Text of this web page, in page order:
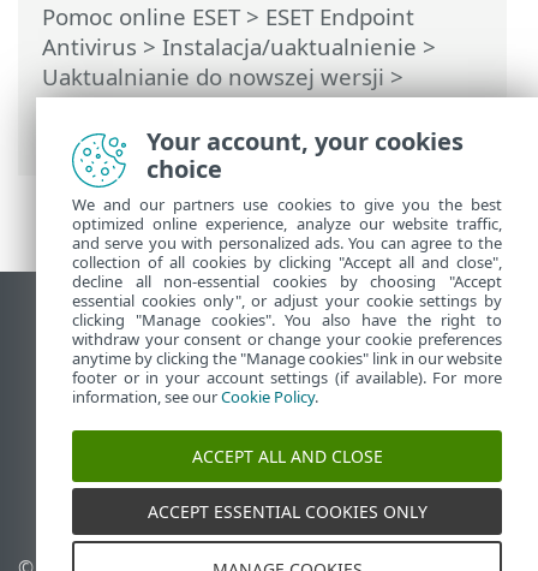
Pomoc online ESET> ESET Endpoint
Antivirus > Instalacja/uaktualnienie >
Uaktualnianie do nowszej wersji>
Automatyczne uaktualnianie starszej
wersji produktu
Wyświetl witrynę internetową dla
komputerów
End of Life
Baza wiedzy ESET
Forum ESET
ESET Status Portal
Pomoc regionalna
Your account, your cookies
choice
We and our partners use cookies to give you the best
optimized online experience, analyze our website traffic,
and serve you with personalized ads. You can agree to the
collection of all cookies by clicking "Accept all and close",
decline all non-essential cookies by choosing "Accept
essential cookies only", or adjust your cookie settings by
clicking "Manage cookies". You also have the right to
withdraw your consent or change your cookie preferences
anytime by clicking the "Manage cookies" link in our website
footer or in your account settings (if available). For more
information, see ourCookie Policy.
ACCEPT ALL AND CLOSE
ACCEPT ESSENTIAL COOKIES ONLY